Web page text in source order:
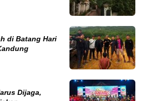
di Batang Hari
Dijaga,